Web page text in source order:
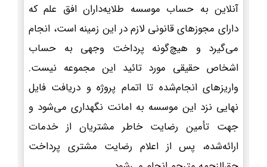
آنلاین به حساب موسسه طلایه‌داران افق علم که
دارای مجوزهای قانونی لازم در این زمینه است، انجام
می‌گیرد و هیچ‌گونه پرداخت وجهی به حساب
اشخاص حقیقی مورد تائید این مجموعه نیست.
واریزهای انجام‌شده تا اتمام پروژه و دریافت فایل
نهایی نزد این موسسه به امانت نگهداری می‌شود و
جهت تأمین رضایت خاطر مشتریان از خدمات
ارائه‌شده، پس از اعلام رضایت مشتری پرداخت